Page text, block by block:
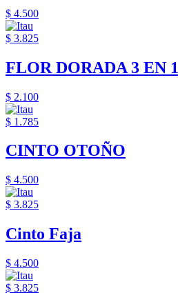
$ 4.500
$ 3.825
FLOR DORADA 3 EN 1
$ 2.100
$ 1.785
CINTO OTOÑO
$ 4.500
$ 3.825
Cinto Faja
$ 4.500
$ 3.825